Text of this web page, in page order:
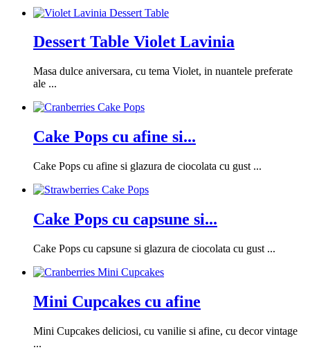
Dessert Table Violet Lavinia
Masa dulce aniversara, cu tema Violet, in nuantele preferate
ale ...
Cake Pops cu afine si...
Cake Pops cu afine si glazura de ciocolata cu gust ...
Cake Pops cu capsune si...
Cake Pops cu capsune si glazura de ciocolata cu gust ...
Mini Cupcakes cu afine
Mini Cupcakes deliciosi, cu vanilie si afine, cu decor vintage
...